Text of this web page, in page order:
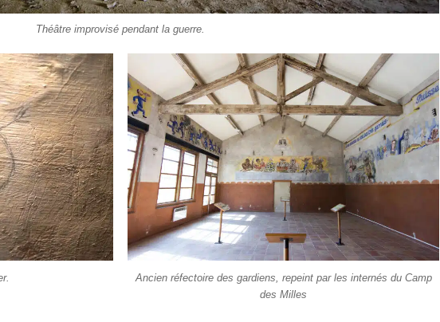
Théâtre improvisé pendant la guerre.
Ancien réfectoire des gardiens, repeint par les internés du Camp
des Milles